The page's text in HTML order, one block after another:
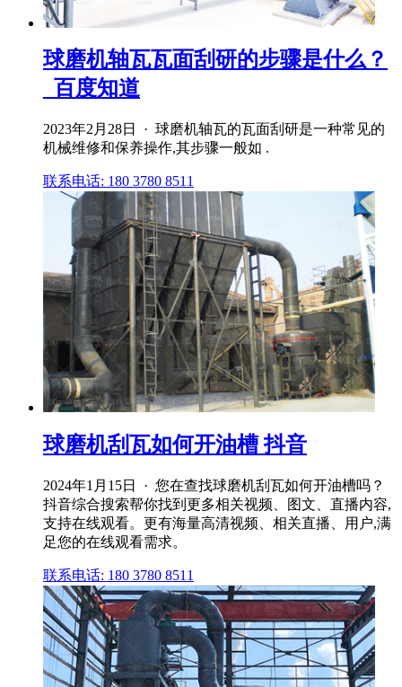
球磨机轴瓦瓦面刮研的步骤是什么？
_百度知道
2023年2月28日 · 球磨机轴瓦的瓦面刮研是一种常见的
机械维修和保养操作,其步骤一般如 .
联系电话: 180 3780 8511
球磨机刮瓦如何开油槽 抖音
2024年1月15日 · 您在查找球磨机刮瓦如何开油槽吗？
抖音综合搜索帮你找到更多相关视频、图文、直播内容,
支持在线观看。更有海量高清视频、相关直播、用户,满
足您的在线观看需求。
联系电话: 180 3780 8511